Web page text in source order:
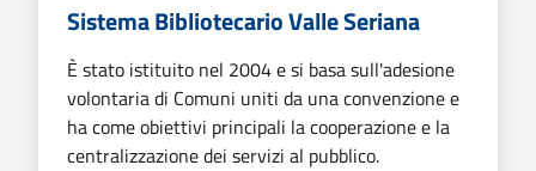
Sistema Bibliotecario Valle Seriana
È stato istituito nel 2004 e si basa sull'adesione
volontaria di Comuni uniti da una convenzione e
ha come obiettivi principali la cooperazione e la
centralizzazione dei servizi al pubblico.